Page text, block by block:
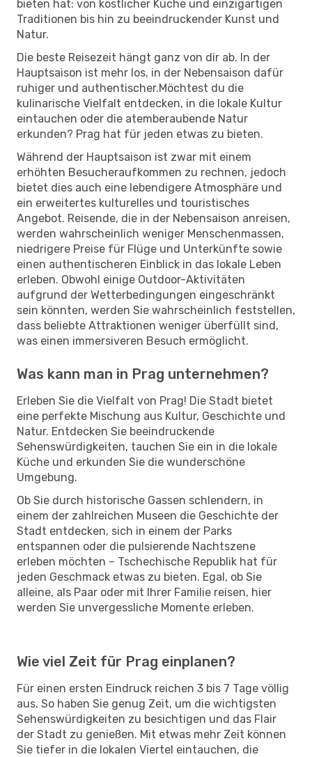
bieten hat: von köstlicher Küche und einzigartigen
Traditionen bis hin zu beeindruckender Kunst und
Natur.
Die beste Reisezeit hängt ganz von dir ab. In der
Hauptsaison ist mehr los, in der Nebensaison dafür
ruhiger und authentischer.Möchtest du die
kulinarische Vielfalt entdecken, in die lokale Kultur
eintauchen oder die atemberaubende Natur
erkunden? Prag hat für jeden etwas zu bieten.
Während der Hauptsaison ist zwar mit einem
erhöhten Besucheraufkommen zu rechnen, jedoch
bietet dies auch eine lebendigere Atmosphäre und
ein erweitertes kulturelles und touristisches
Angebot. Reisende, die in der Nebensaison anreisen,
werden wahrscheinlich weniger Menschenmassen,
niedrigere Preise für Flüge und Unterkünfte sowie
einen authentischeren Einblick in das lokale Leben
erleben. Obwohl einige Outdoor-Aktivitäten
aufgrund der Wetterbedingungen eingeschränkt
sein könnten, werden Sie wahrscheinlich feststellen,
dass beliebte Attraktionen weniger überfüllt sind,
was einen immersiveren Besuch ermöglicht.
Was kann man in Prag unternehmen?
Erleben Sie die Vielfalt von Prag! Die Stadt bietet
eine perfekte Mischung aus Kultur, Geschichte und
Natur. Entdecken Sie beeindruckende
Sehenswürdigkeiten, tauchen Sie ein in die lokale
Küche und erkunden Sie die wunderschöne
Umgebung.
Ob Sie durch historische Gassen schlendern, in
einem der zahlreichen Museen die Geschichte der
Stadt entdecken, sich in einem der Parks
entspannen oder die pulsierende Nachtszene
erleben möchten – Tschechische Republik hat für
jeden Geschmack etwas zu bieten. Egal, ob Sie
alleine, als Paar oder mit Ihrer Familie reisen, hier
werden Sie unvergessliche Momente erleben.
Wie viel Zeit für Prag einplanen?
Für einen ersten Eindruck reichen 3 bis 7 Tage völlig
aus. So haben Sie genug Zeit, um die wichtigsten
Sehenswürdigkeiten zu besichtigen und das Flair
der Stadt zu genießen. Mit etwas mehr Zeit können
Sie tiefer in die lokalen Viertel eintauchen, die